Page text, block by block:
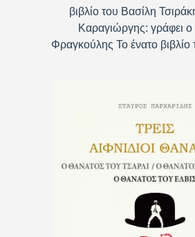
βιβλίο του Βασίλη
Καραγιώργης: γράφει ο
Φραγκούλης Το ένατο